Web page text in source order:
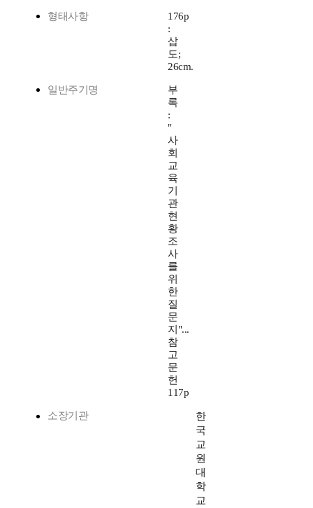
형태사항
176p
:
삽
도;
26cm.
일반주기명
부
록
:
"
사
회
교
육
기
관
현
황
조
사
를
위
한
질
문
지"...
참
고
문
헌
117p
소장기관
한
국
교
원
대
학
교